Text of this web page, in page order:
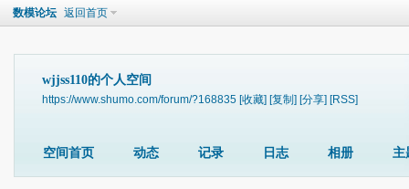
数模论坛 返回首页
wjjss110的个人空间
https://www.shumo.com/forum/?168835 [收藏] [复制] [分享] [RSS]
空间首页 动态 记录 日志 相册 主